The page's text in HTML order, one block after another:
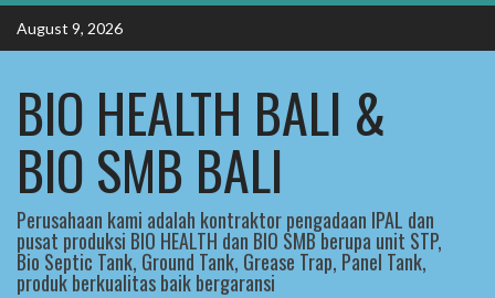
Skip
content
August 9, 2026
BIO HEALTH BALI &
BIO SMB BALI
Perusahaan kami adalah kontraktor pengadaan IPAL dan
pusat produksi BIO HEALTH dan BIO SMB berupa unit STP,
Bio Septic Tank, Ground Tank, Grease Trap, Panel Tank,
produk berkualitas baik bergaransi